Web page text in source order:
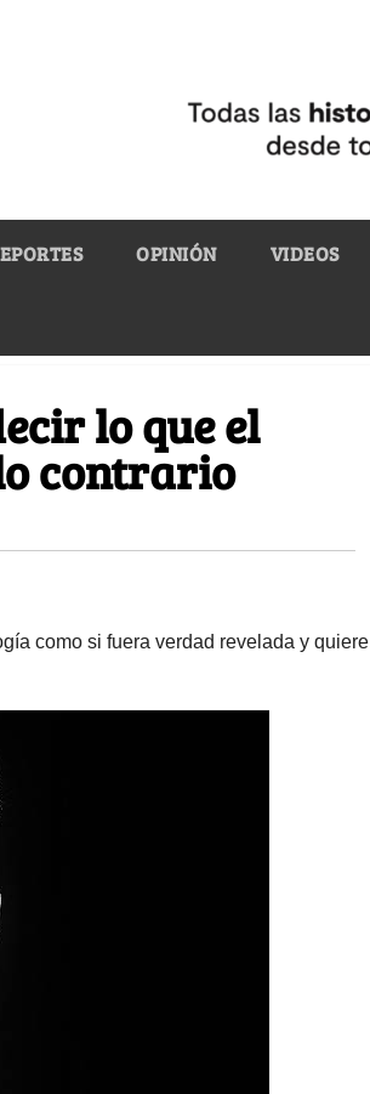
OPINIÓN VIDEOS
lo que el
contrario
como si fuera verdad revelada y quiere